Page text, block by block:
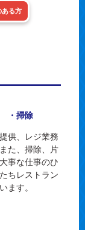
ある方
・掃除
供、レジ業務
た、掃除、片
事な仕事のひ
ちレストラン
ます。